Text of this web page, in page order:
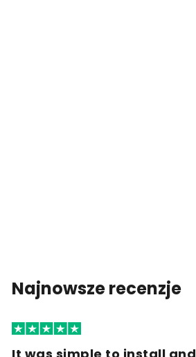
Najnowsze recenzje